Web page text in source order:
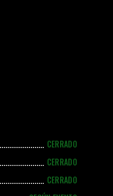
CERRADO
CERRADO
CERRADO